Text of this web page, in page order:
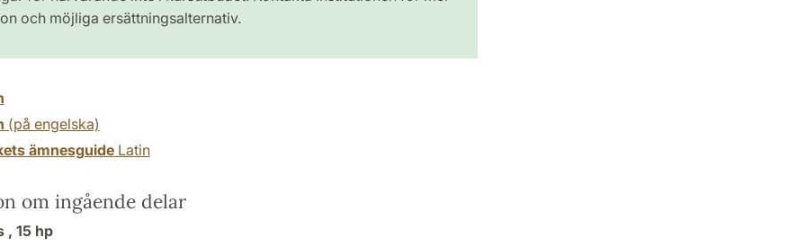
och möjliga ersättningsalternativ.
(på engelska)
ämnesguideLatin
om ingående delar
, 15 hp